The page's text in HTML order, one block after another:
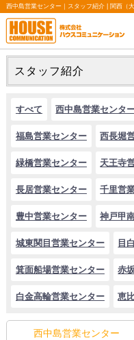
スタッフ紹介
すべて 西中島営業センタ
福島営業センター 西長堀
緑橋営業センター 天王寺
長居営業センター 千里営
豊中営業センター 神戸甲
城東関目営業センター 目
箕面船場営業センター 赤
白金高輪営業センター 恵
西中島営業センター